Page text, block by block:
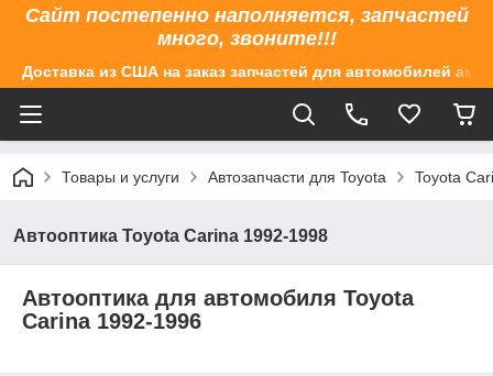
Сайт постепенно наполняется, запчастей
много, звоните!!!
Доставка из США на заказ запчастей для автомобилей
Товары и услуги Автозапчасти для Toyota Toyota
Автооптика Toyota Carina 1992-1998
Автооптика для автомобиля Toyota
Carina 1992-1996